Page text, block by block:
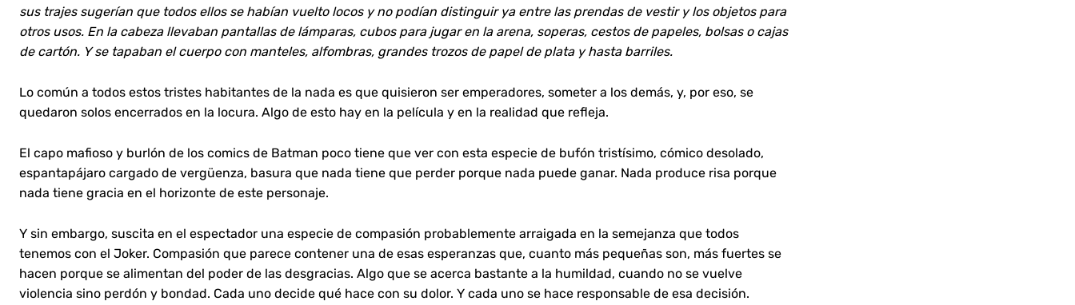
sus trajes sugerían que todos ellos se habían vuelto locos y no podían distinguir ya entre las prendas de vestir y los objetos para
otros usos. En la cabeza llevaban pantallas de lámparas, cubos para jugar en la arena, soperas, cestos de papeles, bolsas o cajas
de cartón. Y se tapaban el cuerpo con manteles, alfombras, grandes trozos de papel de plata y hasta barriles.
Lo común a todos estos tristes habitantes de la nada es que quisieron ser emperadores, someter a los demás, y, por eso, se
quedaron solos encerrados en la locura. Algo de esto hay en la película y en la realidad que refleja.
El capo mafioso y burlón de los comics de Batman poco tiene que ver con esta especie de bufón tristísimo, cómico desolado,
espantapájaro cargado de vergüenza, basura que nada tiene que perder porque nada puede ganar. Nada produce risa porque
nada tiene gracia en el horizonte de este personaje.
Y sin embargo, suscita en el espectador una especie de compasión probablemente arraigada en la semejanza que todos
tenemos con el Joker. Compasión que parece contener una de esas esperanzas que, cuanto más pequeñas son, más fuertes se
hacen porque se alimentan del poder de las desgracias. Algo que se acerca bastante a la humildad, cuando no se vuelve
violencia sino perdón y bondad. Cada uno decide qué hace con su dolor. Y cada uno se hace responsable de esa decisión.